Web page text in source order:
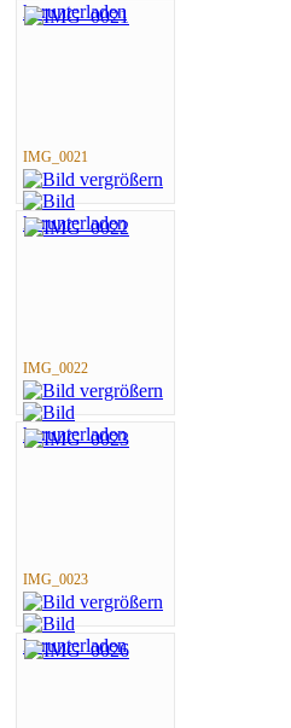
IMG_0021
IMG_0022
IMG_0023